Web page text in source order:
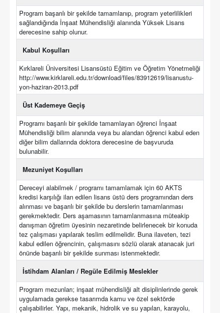
Program başarılı bir şekilde tamamlanıp, program yeterlilikleri
sağlandığında İnşaat Mühendisliği alanında Yüksek Lisans
derecesine sahip olunur.
Kabul Koşulları
Kırklareli Üniversitesi Lisansüstü Eğitim ve Öğretim Yönetmeliği
http://www.kirklareli.edu.tr/download/files/83912619/lisanustu-
yon-haziran-2013.pdf
Üst Kademeye Geçiş
Programı başarılı bir şekilde tamamlayan öğrenci İnşaat
Mühendisliği bilim alanında veya bu alandan öğrenci kabul eden
diğer bilim dallarında doktora derecesine de başvuruda
bulunabilir.
Mezuniyet Koşulları
Dereceyi alabilmek / programı tamamlamak için 60 AKTS
kredisi karşılığı ilan edilen lisans üstü ders programından ders
alınması ve başarılı bir şekilde bu derslerin tamamlanması
gerekmektedir. Ders aşamasının tamamlanmasına müteakip
danışman öğretim üyesinin nezaretinde belirlenecek bir konuda
tez çalışması yapılarak teslim edilmelidir. Buna ilaveten, tezi
kabul edilen öğrencinin, çalışmasını sözlü olarak atanacak juri
önünde başarılı bir şekilde sunması istenmektedir.
İstihdam Alanları / Regüle Edilmiş Meslekler
Program mezunları; inşaat mühendisliği alt disiplinlerinde gerek
uygulamada gerekse tasarımda kamu ve özel sektörde
çalışabilirler. Yapı, mekanik, hidrolik ve su yapıları, karayolu,